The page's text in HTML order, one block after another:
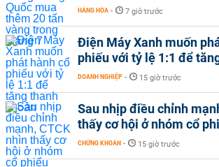
HÀNG HÓA - 7 giờ trước
Điện Máy Xanh muốn
phiếu với tỷ lệ 1:1 để
DOANH NGHIỆP - 15 giờ trước
Sau nhịp điều chỉnh
thấy cơ hội ở nhóm cổ
CHỨNG KHOÁN - 15 giờ trước